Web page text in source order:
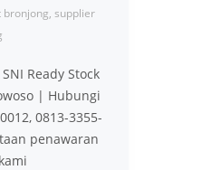
bronjong, supplier
Ready Stock
| Hubungi
0813-3355-
penawaran